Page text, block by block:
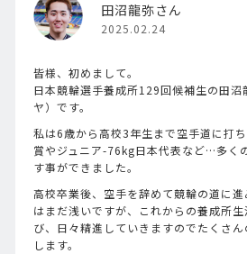
田沼龍弥さん
2025.02.24
皆様、初めまして。
日本競輪選手養成所129回候補生の田沼
ヤ）です。
私は6歳から高校3年生まで空手道に打
賞やジュニア-76kg日本代表など…多く
す事ができました。
高校卒業後、空手を辞めて競輪の道に
はまだ浅いですが、これからの養成所
び、日々精進していきますのでたくさ
します。